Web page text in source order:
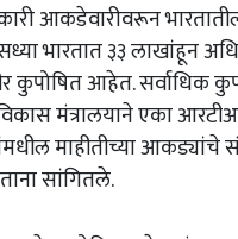
आकडेवारीवरून
भारतात ३३ लाखांहून
आहेत. सर्वाधिक
मंत्रालयाने एका
माहीतीच्या
सांगितले.